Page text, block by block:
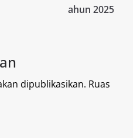
ahun 2025
dipublikasikan. Ruas